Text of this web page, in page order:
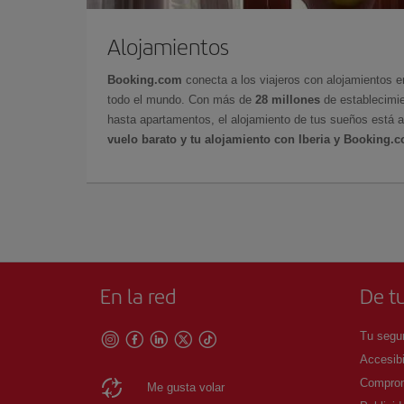
Alojamientos
Booking.com conecta a los viajeros con alojamientos
todo el mundo. Con más de 28 millones de
hasta apartamentos, el alojamiento de tus sueños está
vuelo barato y tu alojamiento con Iberia y
En la red
Me gusta volar
De
Tu